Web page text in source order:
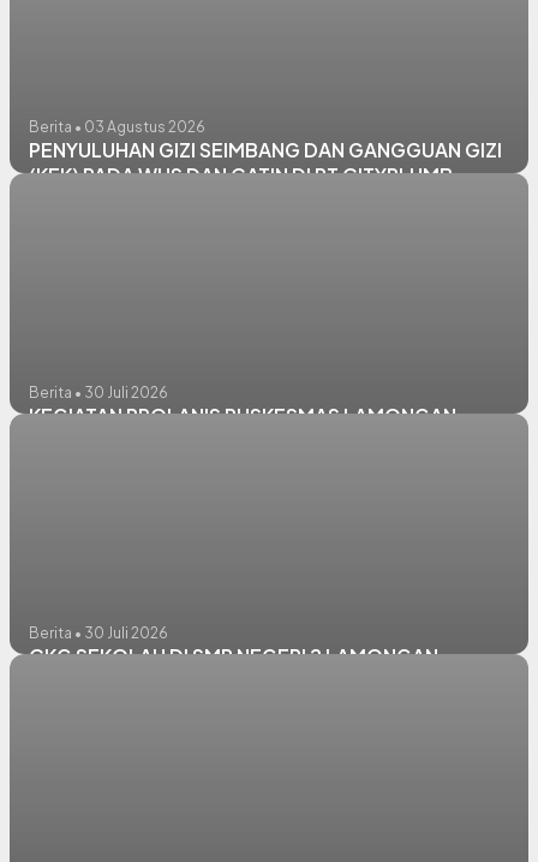
Berita • 03 Agustus 2026
PENYULUHAN GIZI SEIMBANG DAN GANGGUAN GIZI
(KEK) PADA WUS DAN CATIN DI PT CITYPLUMB
Berita • 30 Juli 2026
KEGIATAN PROLANIS PUSKESMAS LAMONGAN
Berita • 30 Juli 2026
CKG SEKOLAH DI SMP NEGERI 2 LAMONGAN